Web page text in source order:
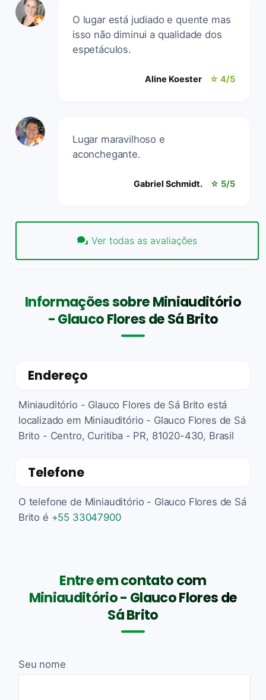
O lugar está judiado e quente mas
isso não diminui a qualidade dos
espetáculos.
Aline Koester ☆ 4/5
Lugar maravilhoso e
aconchegante.
Gabriel Schmidt. ☆ 5/5
Ver todas as avaliações
Informações sobre Miniauditório
- Glauco Flores de Sá Brito
Endereço
Miniauditório - Glauco Flores de Sá Brito está
localizado em Miniauditório - Glauco Flores de Sá
Brito - Centro, Curitiba - PR, 81020-430, Brasil
Telefone
O telefone de Miniauditório - Glauco Flores de Sá
Brito é +55 33047900
Entre em contato com
Miniauditório - Glauco Flores de
Sá Brito
Seu nome